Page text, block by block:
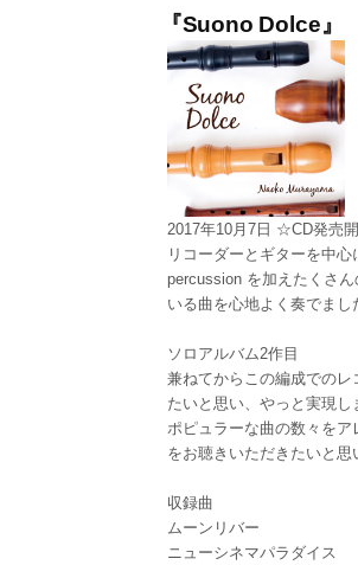
『Suono Dolce』
2017年10月7日 ☆CD発売
リコーダーとギターを中心
percussion を加えたくさ
いる曲を心地よく奏でまし
ソロアルバム2作目
兼ねてからこの編成でのレ
たいと思い、やっと実現し
ポピュラーな曲の数々をア
をお聴きいただきたいと思
収録曲
ムーンリバー
ニューシネマパラダイス